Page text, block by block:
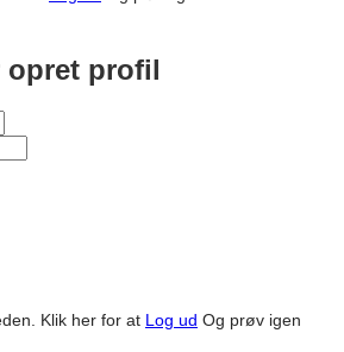
opret profil
Klik her for at Log ud Og prøv igen